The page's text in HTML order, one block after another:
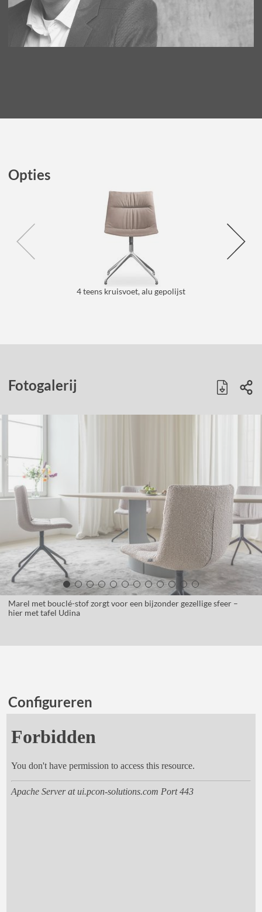
Opties
4 teens kruisvoet, alu gepolijst
Fotogalerij
Marel met bouclé-stof zorgt voor een bijzonder gezellige sfeer –
hier met tafel Udina
Configureren